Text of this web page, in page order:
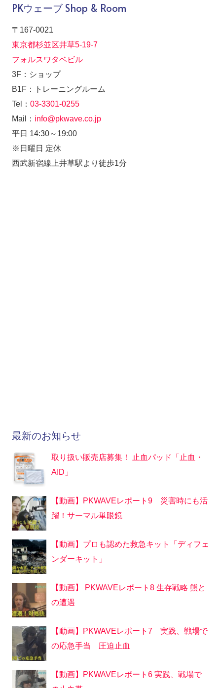
PKウェーブ Shop & Room
〒167-0021
東京都杉並区井草5-19-7
フォルスワタベビル
3F：ショップ
B1F：トレーニングルーム
Tel： 03-3301-0255
Mail： info@pkwave.co.jp
平日 14:30～19:00
※日曜日 定休
西武新宿線上井草駅より徒歩1分
最新のお知らせ
取り扱い販売店募集！ 止血パッド「止血・
AID」
【動画】PKWAVEレポート9 災害時にも活
躍！サーマル単眼鏡
【動画】プロも認めた救急キット「ディフェ
ンダーキット」
【動画】 PKWAVEレポート8 生存戦略 熊と
の遭遇
【動画】PKWAVEレポート7 実践、戦場で
の応急手当 圧迫止血
【動画】PKWAVEレポート6 実践、戦場で